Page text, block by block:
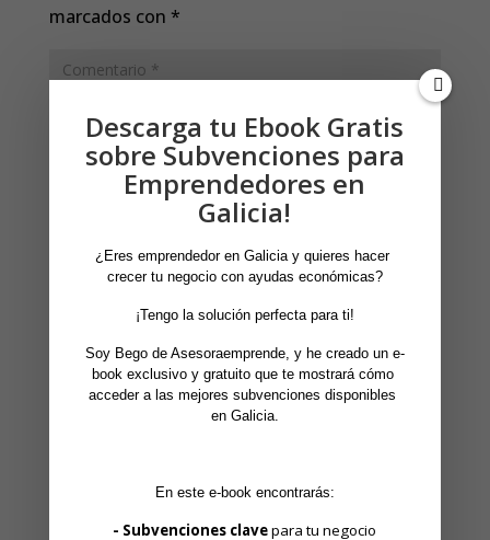
marcados con *
Descarga tu Ebook Gratis
sobre Subvenciones para
Emprendedores en
Galicia!
¿Eres emprendedor en Galicia y quieres hacer
crecer tu negocio con ayudas económicas?
¡Tengo la solución perfecta para ti!
Soy Bego de Asesoraemprende, y he creado un e-
book exclusivo y gratuito que te mostrará cómo
acceder a las mejores subvenciones disponibles
en Galicia.
En este e-book encontrarás:
- Subvenciones clave para tu negocio